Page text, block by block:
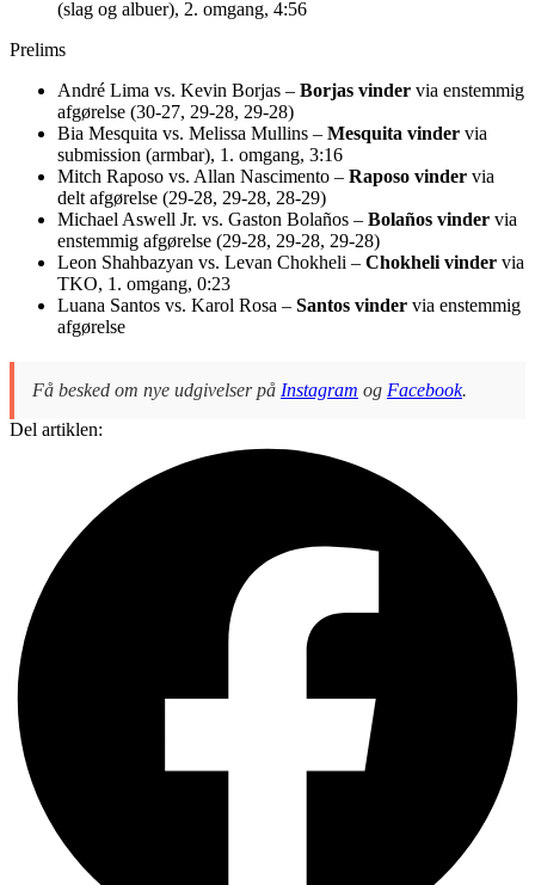
(slag og albuer), 2. omgang, 4:56
Prelims
André Lima vs. Kevin Borjas – Borjas vinder via enstemmig
afgørelse (30-27, 29-28, 29-28)
Bia Mesquita vs. Melissa Mullins – Mesquita vinder via
submission (armbar), 1. omgang, 3:16
Mitch Raposo vs. Allan Nascimento – Raposo vinder via
delt afgørelse (29-28, 29-28, 28-29)
Michael Aswell Jr. vs. Gaston Bolaños – Bolaños vinder via
enstemmig afgørelse (29-28, 29-28, 29-28)
Leon Shahbazyan vs. Levan Chokheli – Chokheli vinder via
TKO, 1. omgang, 0:23
Luana Santos vs. Karol Rosa – Santos vinder via enstemmig
afgørelse
Få besked om nye udgivelser på Instagram og Facebook.
Del artiklen: